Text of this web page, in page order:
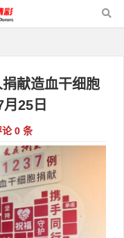
捐献造血干细胞
25日
论 0 条